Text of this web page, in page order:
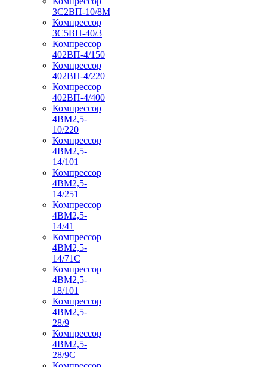
3С2ВП-10/8М
Компрессор
3С5ВП-40/3
Компрессор
402ВП-4/150
Компрессор
402ВП-4/220
Компрессор
402ВП-4/400
Компрессор
4ВМ2,5-
10/220
Компрессор
4ВМ2,5-
14/101
Компрессор
4ВМ2,5-
14/251
Компрессор
4ВМ2,5-
14/41
Компрессор
4ВМ2,5-
14/71C
Компрессор
4ВМ2,5-
18/101
Компрессор
4ВМ2,5-
28/9
Компрессор
4ВМ2,5-
28/9С